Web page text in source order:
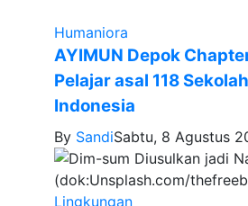
Humaniora
AYIMUN Depok
Pelajar asal 118
Indonesia
By SandiSabtu, 8 Agustus
Lingkungan